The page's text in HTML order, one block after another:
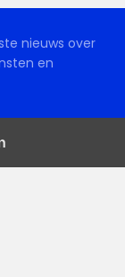
nieuws over
en